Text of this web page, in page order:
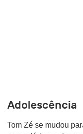
Adolescência
Tom Zé se mudou